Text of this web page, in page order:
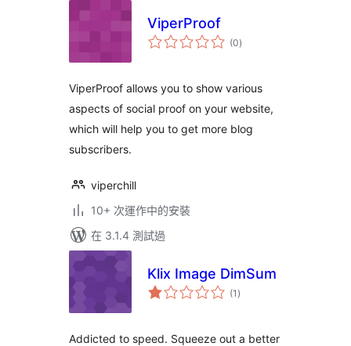
ViperProof
(0總
評)
ViperProof allows you to show various
aspects of social proof on your website,
which will help you to get more blog
subscribers.
viperchill
10+ 次運作中的安裝
在 3.1.4 測試過
Klix Image DimSum
(1 總
評)
Addicted to speed. Squeeze out a better